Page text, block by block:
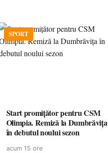
SPORT
Start promițător pentru CSM
Olimpia. Remiză la Dumbrăvița
în debutul noului sezon
acum 15 ore